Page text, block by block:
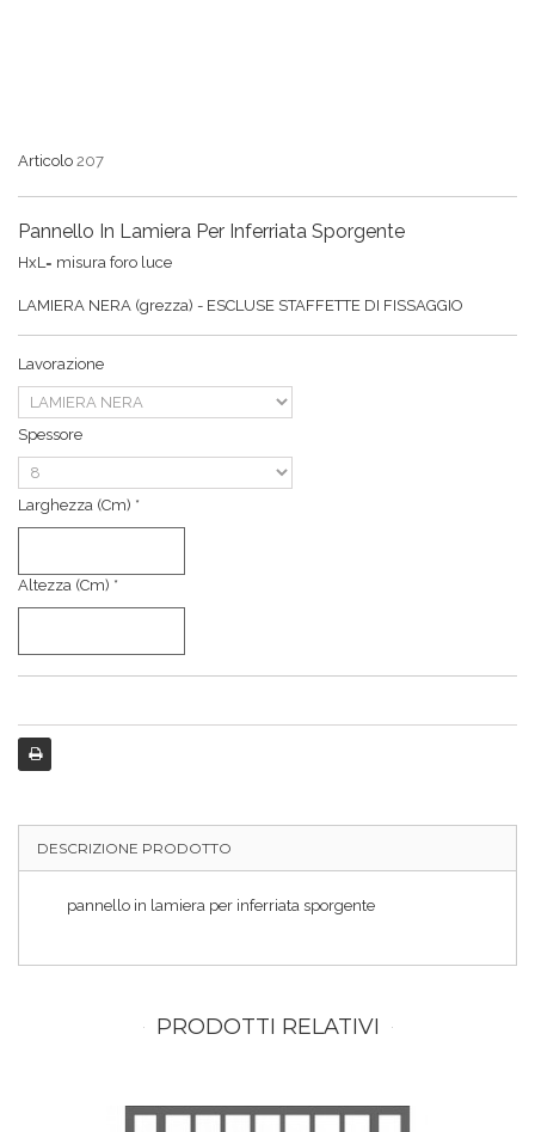
Articolo 207
Pannello In Lamiera Per Inferriata Sporgente
HxL= misura foro luce
LAMIERA NERA (grezza) - ESCLUSE STAFFETTE DI FISSAGGIO
Lavorazione
Spessore
Larghezza (cm) *
Altezza (cm) *
DESCRIZIONE PRODOTTO
pannello in lamiera per inferriata sporgente
PRODOTTI RELATIVI